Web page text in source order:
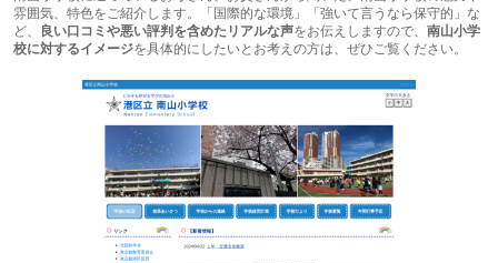
雰囲気、特色をご紹介します。「国際的な環境」「強いて言うなら保守的」な
ど、
良い口コミや悪い評判を含めたリアルな声をお伝えしますので、 南山小学
校に対するイメージを具体的にしたいとお考えの方は、ぜひご覧ください。